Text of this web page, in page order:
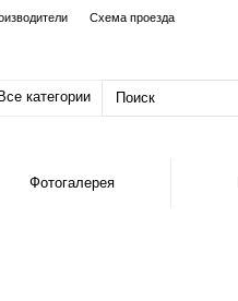
Схема проезда
Все категории
Фотогалерея